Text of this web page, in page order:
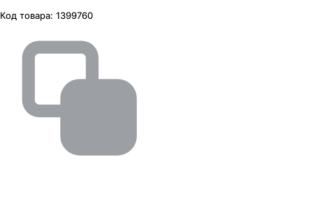
Код товара: 1399760